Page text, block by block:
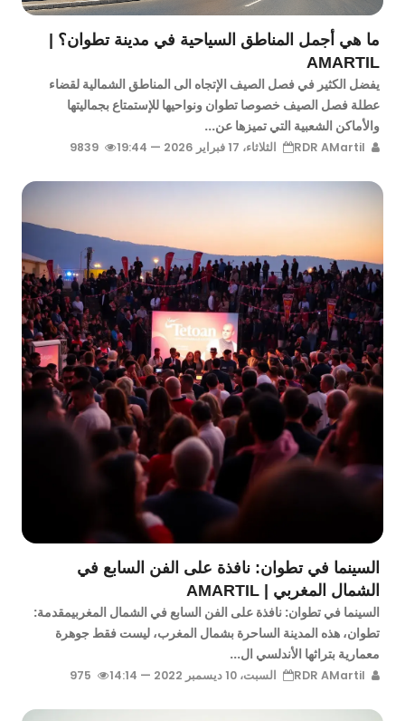
ما هي أجمل المناطق السياحية في مدينة تطوان؟ |
AMARTIL
يفضل الكثير في فصل الصيف الإتجاه الى المناطق الشمالية لقضاء
عطلة فصل الصيف خصوصا تطوان ونواحيها للإستمتاع بجماليتها
والأماكن الشعبية التي تميزها عن...
الثلاثاء، 17 فبراير 2026 — 19:44
السينما في تطوان: نافذة على الفن السابع في
الشمال المغربي | AMARTIL
السينما في تطوان: نافذة على الفن السابع في الشمال المغربيمقدمة:
تطوان، هذه المدينة الساحرة بشمال المغرب، ليست فقط جوهرة
معمارية بتراثها الأندلسي ال...
السبت، 10 ديسمبر 2022 — 14:14